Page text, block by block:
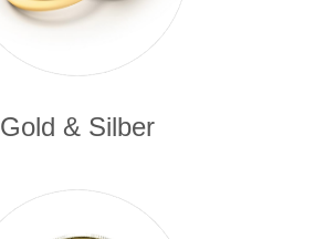
Gold & Silber